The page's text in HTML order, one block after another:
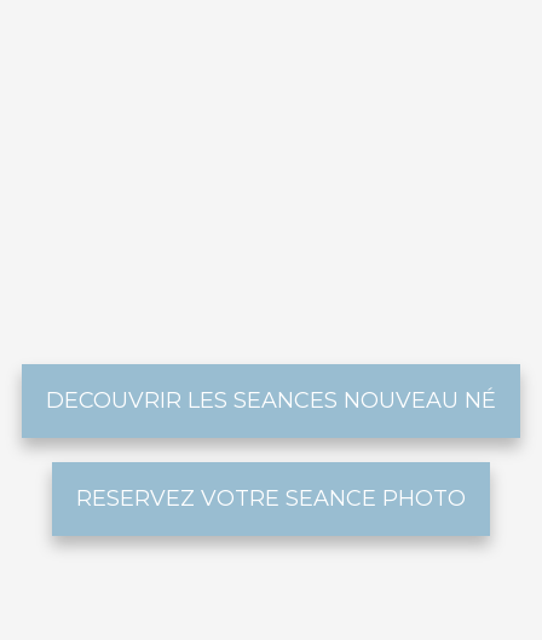
DECOUVRIR LES SEANCES NOUVEAU NÉ
RESERVEZ VOTRE SEANCE PHOTO